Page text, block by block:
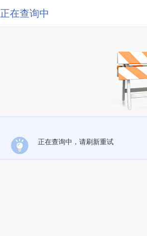
正在查询中
正在查询中，请刷新重试